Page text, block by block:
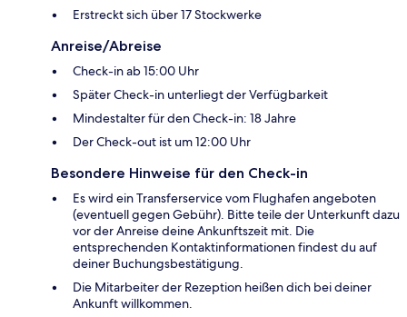
Erstreckt sich über 17 Stockwerke
Anreise/Abreise
Check-in ab 15:00 Uhr
Später Check-in unterliegt der Verfügbarkeit
Mindestalter für den Check-in: 18 Jahre
Der Check-out ist um 12:00 Uhr
Besondere Hinweise für den Check-in
Es wird ein Transferservice vom Flughafen angeboten
(eventuell gegen Gebühr). Bitte teile der Unterkunft dazu
vor der Anreise deine Ankunftszeit mit. Die
entsprechenden Kontaktinformationen findest du auf
deiner Buchungsbestätigung.
Die Mitarbeiter der Rezeption heißen dich bei deiner
Ankunft willkommen.